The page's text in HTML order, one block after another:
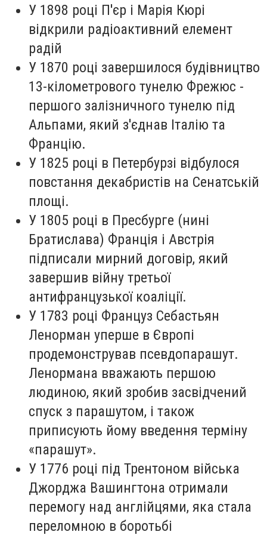
У 1898 році П'єр і Марія Кюрі
відкрили радіоактивний елемент
радій
У 1870 році завершилося будівництво
13-кілометрового тунелю Фрежюс -
першого залізничного тунелю під
Альпами, який з'єднав Італію та
Францію.
У 1825 році в Петербурзі відбулося
повстання декабристів на Сенатській
площі.
У 1805 році в Пресбурге (нині
Братислава) Франція і Австрія
підписали мирний договір, який
завершив війну третьої
антифранцузької коаліції.
У 1783 році Француз Себастьян
Ленорман уперше в Європі
продемонстрував псевдопарашут.
Ленормана вважають першою
людиною, який зробив засвідчений
спуск з парашутом, і також
приписують йому введення терміну
«парашут».
У 1776 році під Трентоном війська
Джорджа Вашингтона отримали
перемогу над англійцями, яка стала
переломною в боротьбі